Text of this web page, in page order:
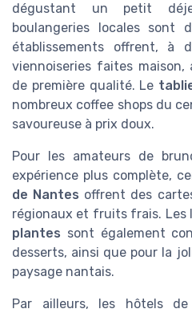
dégustant un petit
boulangeries locales sont
établissements offrent, à
viennoiseries faites maison,
de première qualité. Le
nombreux coffee shops du
savoureuse à prix doux.
Pour les amateurs de
expérience plus complète,
de Nantes offrent des
régionaux et fruits frais. Les
plantes sont également
desserts, ainsi que pour la
paysage nantais.
Par ailleurs, les hôtels